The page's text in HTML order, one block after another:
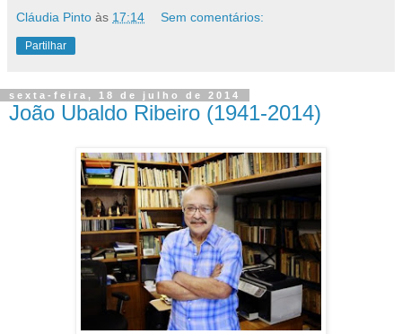
Cláudia Pinto às 17:14 Sem comentários:
Partilhar
sexta-feira, 18 de julho de 2014
João Ubaldo Ribeiro (1941-2014)